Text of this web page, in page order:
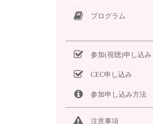
プログラム
参加(視聴)申し込み
CEC申し込み
参加申し込み方法
注意事項